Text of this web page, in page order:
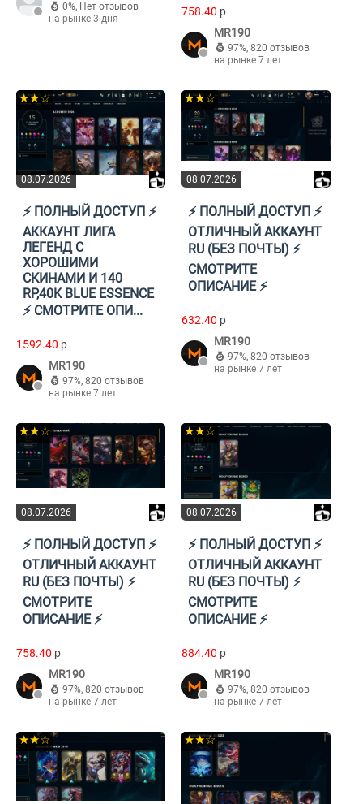
0%, Нет отзывов
на рынке 3 дня
758.40 p
MR190
97%, 820 отзывов
на рынке 7 лет
08.07.2026
★★☆
⚡️ ПОЛНЫЙ ДОСТУП ⚡️
АККАУНТ ЛИГА
ЛЕГЕНД С
ХОРОШИМИ
СКИНАМИ И 140
RP,40K BLUE ESSENCE
⚡️ СМОТРИТЕ ОПИ...
1592.40 p
MR190
97%, 820 отзывов
на рынке 7 лет
08.07.2026
★★☆
⚡️ ПОЛНЫЙ ДОСТУП ⚡️
ОТЛИЧНЫЙ АККАУНТ
RU (БЕЗ ПОЧТЫ) ⚡️
СМОТРИТЕ
ОПИСАНИЕ ⚡️
632.40 p
MR190
97%, 820 отзывов
на рынке 7 лет
08.07.2026
★★☆
⚡️ ПОЛНЫЙ ДОСТУП ⚡️
ОТЛИЧНЫЙ АККАУНТ
RU (БЕЗ ПОЧТЫ) ⚡️
СМОТРИТЕ
ОПИСАНИЕ ⚡️
758.40 p
MR190
97%, 820 отзывов
на рынке 7 лет
08.07.2026
★★☆
⚡️ ПОЛНЫЙ ДОСТУП ⚡️
ОТЛИЧНЫЙ АККАУНТ
RU (БЕЗ ПОЧТЫ) ⚡️
СМОТРИТЕ
ОПИСАНИЕ ⚡️
884.40 p
MR190
97%, 820 отзывов
на рынке 7 лет
★★☆ ★★☆